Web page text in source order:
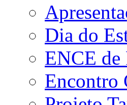
Dia do
ENCE de
Encontro